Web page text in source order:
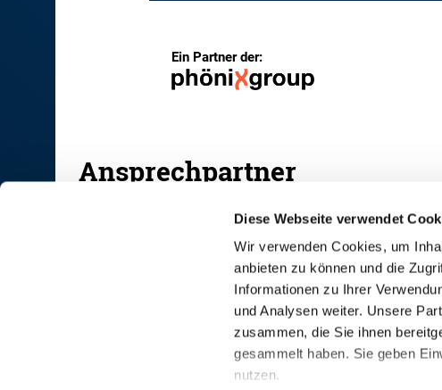
Diese Webseite verwendet
Wir verwenden Cookies, um
anbieten zu können und die
Informationen zu Ihrer
und Analysen weiter. Unsere
zusammen, die Sie ihnen
gesammelt haben. Sie geben
nutzen.
Ein Partner der:
Ansprechpartner
RINDER-UNION WEST eG
RUW-Zentrale Münster